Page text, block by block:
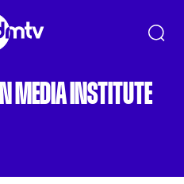
MEDIA INSTITUTE